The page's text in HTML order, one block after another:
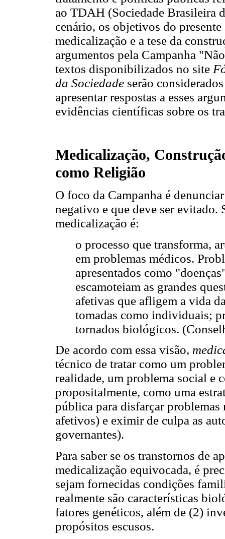
ao TDAH (Sociedade Brasileira
cenário, os objetivos do
medicalização e a tese da
argumentos pela Campanha
textos disponibilizados no site
da Sociedade serão
apresentar respostas a esses
evidências científicas sobre os
Medicalização,
como Religião
O foco da Campanha é
negativo e que deve ser evitado.
medicalização é:
o processo que transforma,
em problemas médicos.
apresentados como
escamoteiam as grandes
afetivas que afligem a vida
tomadas como individuais;
tornados biológicos.
De acordo com essa visão,
técnico de tratar como um
realidade, um problema social e
propositalmente, como uma
pública para disfarçar
afetivos) e eximir de culpa as
governantes).
Para saber se os transtornos de
medicalização equivocada, é
sejam fornecidas condições
realmente são características
fatores genéticos, além de (2)
propósitos escusos.